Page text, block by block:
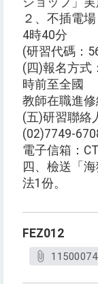
２、不插電
4時40分
(研習代碼：
(四)報名方式
時前至全國
教師在職進修
(五)研習聯絡
(02)7749-
電子信箱：
四、檢送「
法1份。
FEZ012